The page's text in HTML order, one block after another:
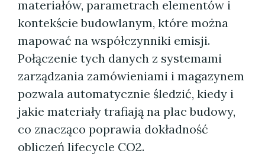
materiałów, parametrach elementów i
kontekście budowlanym, które można
mapować na współczynniki emisji.
Połączenie tych danych z systemami
zarządzania zamówieniami i magazynem
pozwala automatycznie śledzić, kiedy i
jakie materiały trafiają na plac budowy,
co znacząco poprawia dokładność
obliczeń lifecycle CO2.